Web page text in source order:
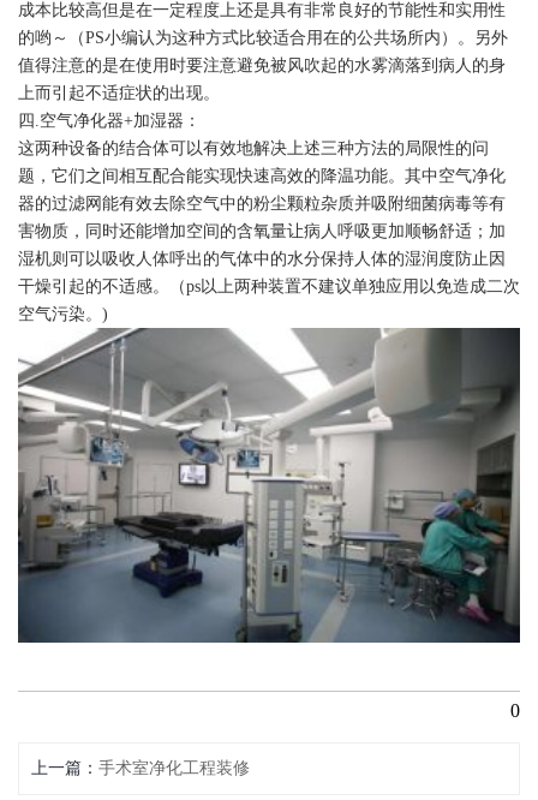
成本比较高但是在一定程度上还是具有非常良好的节能性和实用性
的哟～（PS小编认为这种方式比较适合用在的公共场所内）。另外
值得注意的是在使用时要注意避免被风吹起的水雾滴落到病人的身
上而引起不适症状的出现。
四.空气净化器+加湿器：
这两种设备的结合体可以有效地解决上述三种方法的局限性的问
题，它们之间相互配合能实现快速高效的降温功能。其中空气净化
器的过滤网能有效去除空气中的粉尘颗粒杂质并吸附细菌病毒等有
害物质，同时还能增加空间的含氧量让病人呼吸更加顺畅舒适；加
湿机则可以吸收人体呼出的气体中的水分保持人体的湿润度防止因
干燥引起的不适感。（ps以上两种装置不建议单独应用以免造成二次
空气污染。)
0
上一篇 手术室净化工程装修